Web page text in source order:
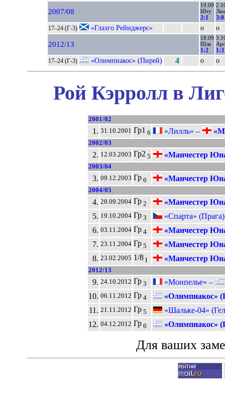
2007/08
19.09
Шту
2:1
Лио
3:0
17–24 (Г-3) «Глазго Рейнджерс» о о
2012/13
18.09
Шлк
1:2
Арс
1:3
17–24 (Г-3) «Олимпиакос» (Пирей) 4 о о
Рой Кэрролл в
2001/02
1. 31.10.2001 Гр1 6 «Лилль» –
2002/03
2. 12.03.2003 Гр25 «Манчестер
2003/04
3. 09.12.2003 Гр6 «Манчестер
2004/05
4. 28.09.2004 Гр2
«Манчестер
5. 19.10.2004 Гр3
«Спарта»
6. 03.11.2004 Гр4
«Манчестер
7. 23.11.2004 Гр5
«Манчестер
8. 23.02.2005 1/8I «Манчестер
2012/13
9. 24.10.2012 Гр3 «Монпелье» –
10. 06.11.2012 Гр4
«Олимпиакос»
11. 21.11.2012 Гр5
«Шальке-04»
12. 04.12.2012 Гр6 «Олимпиакос»
Для ваших